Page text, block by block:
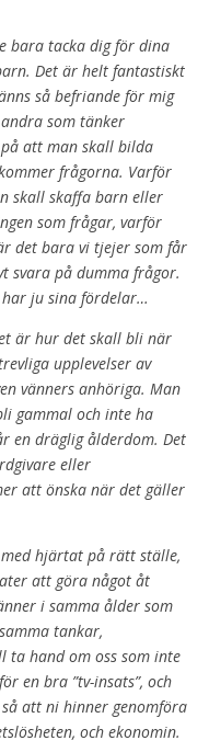
bara tacka dig för dina
Det är helt fantastiskt
så befriande för mig
som tänker
att man skall bilda
frågorna. Varför
skall skaffa barn eller
som frågar, varför
det bara vi tjejer som får
svara på dumma frågor.
har ju sina fördelar…
är hur det skall bli när
upplevelser av
vänners anhöriga. Man
gammal och inte ha
en dräglig ålderdom. Det
eller
att önska när det gäller
hjärtat på rätt ställe,
att göra något åt
i samma ålder som
tankar,
ta hand om oss som inte
en bra ”tv-insats”, och
så att ni hinner genomföra
och ekonomin.